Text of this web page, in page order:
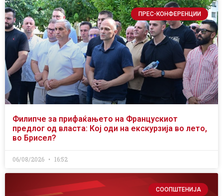
ПРЕС-КОНФЕРЕНЦИИ
Филипче за прифаќањето на Францускиот
предлог од власта: Кој оди на екскурзија во лето,
во Брисел?
06/08/2026 16:52
СООПШТЕНИЈА